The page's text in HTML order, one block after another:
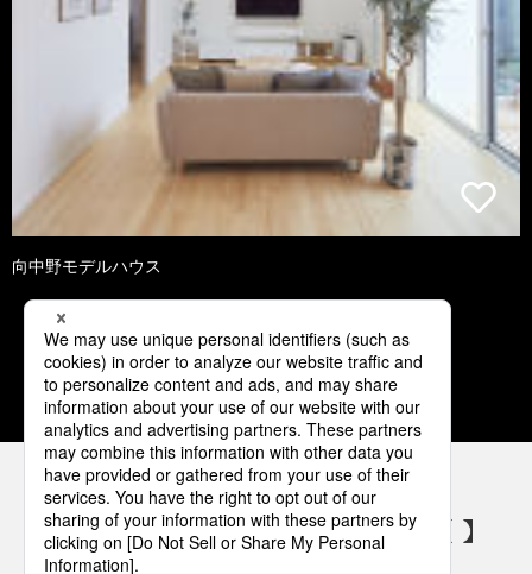
向中野モデルハウス
1 2 3 4 5
パナソニックの電気設備 SNSアカウント